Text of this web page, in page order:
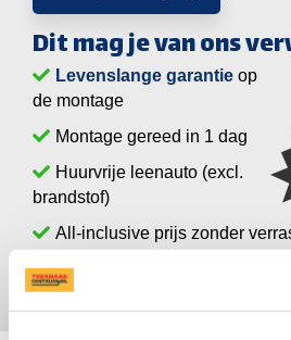
Dit mag je van ons
Levenslange garantie op
de montage
Montage gereed in 1 dag
Huurvrije leenauto (excl.
brandstof)
All-inclusive prijs zonder
vestigingen, altijd één bij